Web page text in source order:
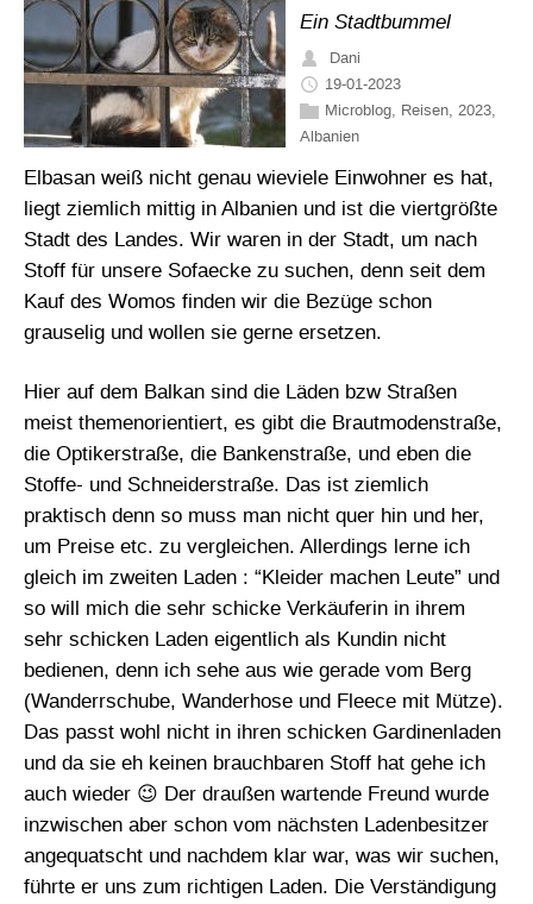
Ein Stadtbummel
Dani
19-01-2023
Microblog, Reisen, 2023,
Albanien
Elbasan weiß nicht genau wieviele Einwohner es hat,
liegt ziemlich mittig in Albanien und ist die viertgrößte
Stadt des Landes. Wir waren in der Stadt, um nach
Stoff für unsere Sofaecke zu suchen, denn seit dem
Kauf des Womos finden wir die Bezüge schon
grauselig und wollen sie gerne ersetzen.
Hier auf dem Balkan sind die Läden bzw Straßen
meist themenorientiert, es gibt die Brautmodenstraße,
die Optikerstraße, die Bankenstraße, und eben die
Stoffe- und Schneiderstraße. Das ist ziemlich
praktisch denn so muss man nicht quer hin und her,
um Preise etc. zu vergleichen. Allerdings lerne ich
gleich im zweiten Laden : “Kleider machen Leute” und
so will mich die sehr schicke Verkäuferin in ihrem
sehr schicken Laden eigentlich als Kundin nicht
bedienen, denn ich sehe aus wie gerade vom Berg
(Wanderrschube, Wanderhose und Fleece mit Mütze).
Das passt wohl nicht in ihren schicken Gardinenladen
und da sie eh keinen brauchbaren Stoff hat gehe ich
auch wieder 😉 Der draußen wartende Freund wurde
inzwischen aber schon vom nächsten Ladenbesitzer
angequatscht und nachdem klar war, was wir suchen,
führte er uns zum richtigen Laden. Die Verständigung